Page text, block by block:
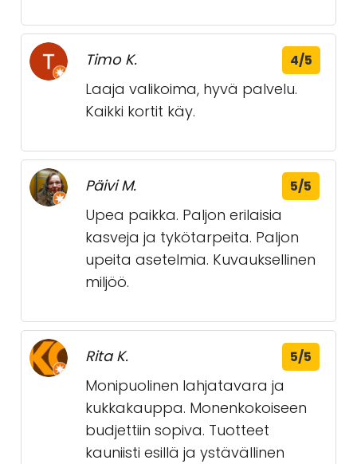
Timo K. 4/5
Laaja valikoima, hyvä palvelu.
Kaikki kortit käy.
Päivi M. 5/5
Upea paikka. Paljon erilaisia
kasveja ja tykötarpeita. Paljon
upeita asetelmia. Kuvauksellinen
miljöö.
Rita K. 5/5
Monipuolinen lahjatavara ja
kukkakauppa. Monenkokoiseen
budjettiin sopiva. Tuotteet
kauniisti esillä ja ystävällinen